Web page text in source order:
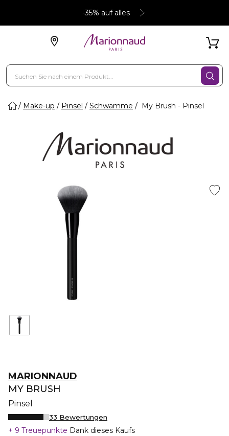
-35% auf alles
Make-up Pinsel Schwämme My Brush - Pinsel
MARIONNAUD
MY BRUSH
Pinsel
33 Bewertungen
9 Treuepunkte Dank dieses Kaufs